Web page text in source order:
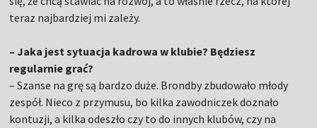
teraz najbardziej mi zależy.
– Jaka jest sytuacja kadrowa w klubie? Będziesz
regularnie grać?
– Szanse na grę są bardzo duże. Brondby zbudowało młody
zespół. Nieco z przymusu, bo kilka zawodniczek doznało
kontuzji, a kilka odeszło czy to do innych klubów, czy na